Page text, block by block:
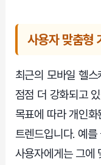
사용자 맞춤형
최근의 모바일 헬
점점 더 강화되고
목표에 따라 개인
트렌드입니다. 예
사용자에게는 그에